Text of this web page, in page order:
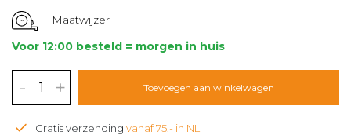
Maatwijzer
Voor 12:00 besteld = morgen in huis
- + Toevoegen aan winkelwagen
Gratis verzending vanaf 75,- in NL